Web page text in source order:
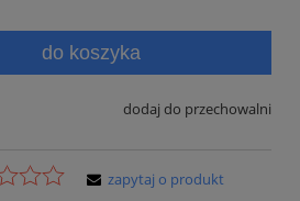
do koszyka
dodaj do przechowalni
zapytaj o produkt